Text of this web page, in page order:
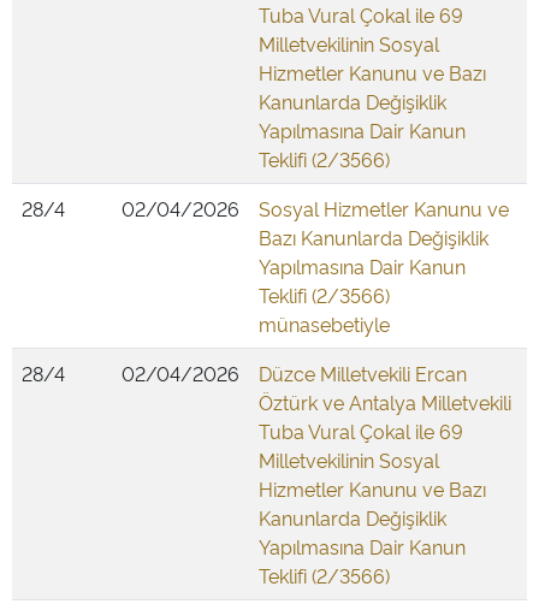
Tuba Vural Çokal ile 69
Milletvekilinin Sosyal
Hizmetler Kanunu ve Bazı
Kanunlarda Değişiklik
Yapılmasına Dair Kanun
Teklifi (2/3566)
28/4
02/04/2026
Sosyal Hizmetler Kanunu ve
Bazı Kanunlarda Değişiklik
Yapılmasına Dair Kanun
Teklifi (2/3566)
münasebetiyle
28/4
02/04/2026
Düzce Milletvekili Ercan
Öztürk ve Antalya Milletvekili
Tuba Vural Çokal ile 69
Milletvekilinin Sosyal
Hizmetler Kanunu ve Bazı
Kanunlarda Değişiklik
Yapılmasına Dair Kanun
Teklifi (2/3566)